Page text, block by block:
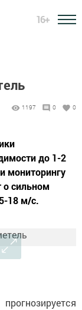
16+
1197 0 0
до 1-2
мониторингу
сильном
18 м/с.